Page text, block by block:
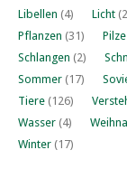
Libellen (4) Licht
Pflanzen (31) Pilze
Schlangen (2)
Sommer (17)
Tiere (126)
Wasser (4)
Winter (17)